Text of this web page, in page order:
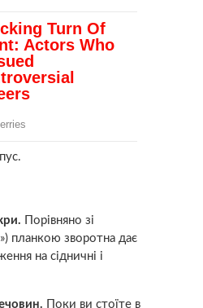
Порівняно зі
планкою зворотна дає
на сідничні і
Поки ви стоїте в